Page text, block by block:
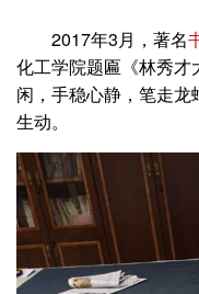
2017年3月，著名
化工学院题匾《林秀
闲，手稳心静，笔走
生动。